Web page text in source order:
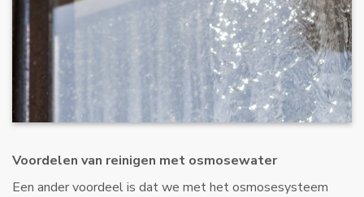
Voordelen van reinigen met osmosewater
Een ander voordeel is dat we met het osmosesysteem